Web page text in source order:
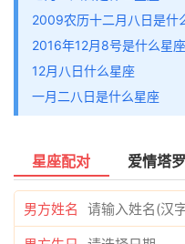
2009农历十二月八日是什
2016年12月8号是什么星座
12月八日什么星座
一月二八日是什么星座
星座配对 爱情塔罗
男方姓名